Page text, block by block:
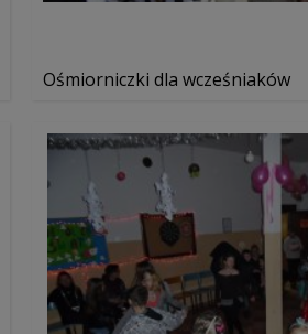
Ośmiorniczki dla wcześniaków